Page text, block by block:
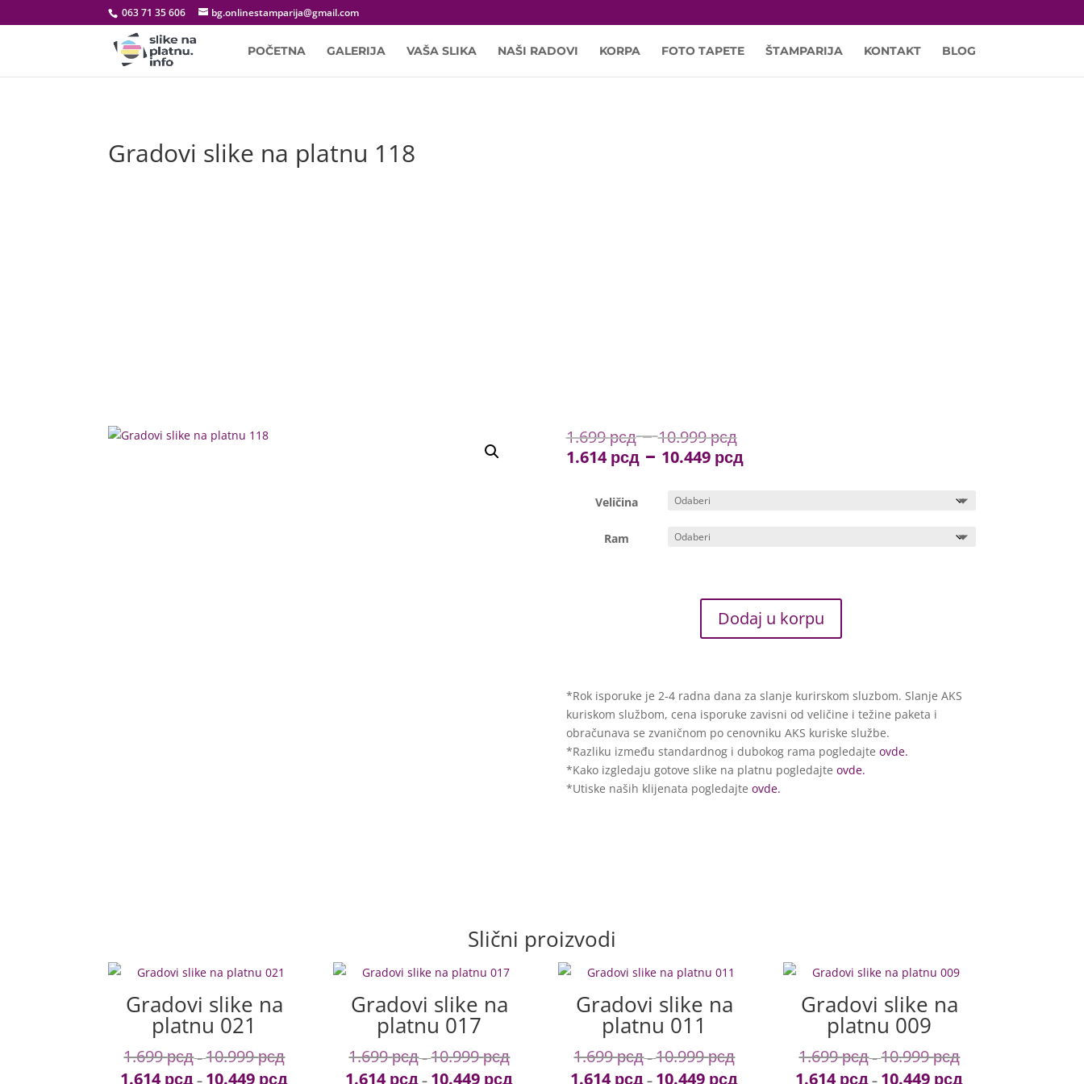
063 71 35 606 bg.onlinestamparija@gmail.com
POČETNA GALERIJA VAŠA SLIKA NAŠI RADOVI KORPA FOTO TAPETE ŠTAMPARIJA KONTAKT BLOG
Gradovi slike na platnu 118
1.699рсд – 10.999рсдPrice
range:
1.699 рсд
1.614рсд – 10.449 рсдPrice
range:
Veličina
Ram
Dodaj u korpu
*Rok isporuke je 2-4 radna dana za slanje kurirskom sluzbom. Slanje AKS
kuriskom službom, cena isporuke zavisni od veličine i težine paketa i
obračunava se zvaničnom po cenovniku AKS kuriske službe.
*Razliku između standardnog i dubokog rama pogledajte ovde.
*Kako izgledaju gotove slike na platnu pogledajte ovde.
*Utiske naših klijenata pogledajte ovde.
Slični proizvodi
Gradovi slike na
platnu 021
1.699рсд – 10.999рсдPrice
range:
1.614рсд – 10.449 рсд
Gradovi slike na
platnu 017
1.699рсд – 10.999рсдPrice
range:
1.614рсд – 10.449 рсд
Gradovi slike na
platnu 011
1.699рсд – 10.999рсдPrice
range:
1.614рсд – 10.449 рсд
Gradovi slike na
platnu 009
1.699рсд – 10.999рсдPrice
range:
1.614рсд – 10.449 рсд